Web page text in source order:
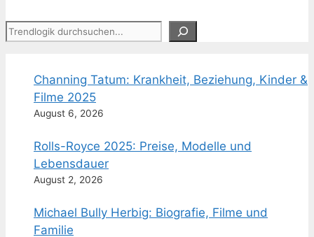
Suchen
Channing Tatum: Krankheit, Beziehung, Kinder &
Filme 2025
August 6, 2026
Rolls-Royce 2025: Preise, Modelle und
Lebensdauer
August 2, 2026
Michael Bully Herbig: Biografie, Filme und
Familie